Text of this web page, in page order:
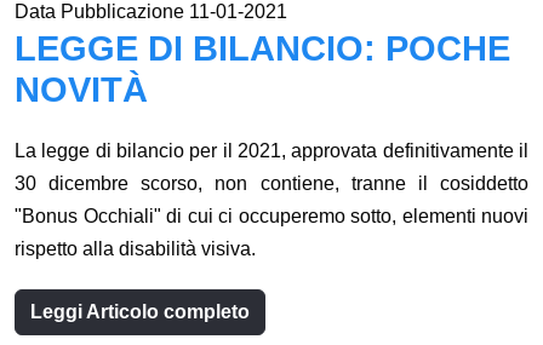
Data Pubblicazione 11-01-2021
LEGGE DI BILANCIO: POCHE
NOVITÀ
La legge di bilancio per il 2021, approvata definitivamente il
30 dicembre scorso, non contiene, tranne il cosiddetto
"Bonus Occhiali" di cui ci occuperemo sotto, elementi nuovi
rispetto alla disabilità visiva.
Leggi Articolo completo